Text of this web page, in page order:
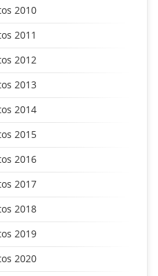
2010
2011
2012
2013
2014
2015
2016
2017
2018
2019
2020